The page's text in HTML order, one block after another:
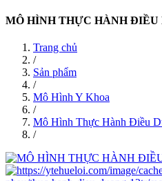
MÔ HÌNH THỰC HÀNH ĐIỀU
Trang chủ
/
Sản phẩm
/
Mô Hình Y Khoa
/
Mô Hình Thực Hành Điều
/